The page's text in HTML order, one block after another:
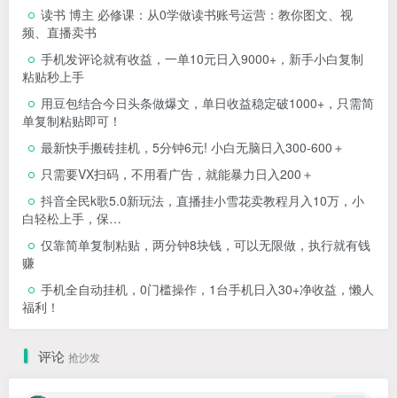
读书 博主 必修课：从0学做读书账号运营：教你图文、视
频、直播卖书
手机发评论就有收益，一单10元日入9000+，新手小白复制
粘贴秒上手
用豆包结合今日头条做爆文，单日收益稳定破1000+，只需简
单复制粘贴即可！
最新快手搬砖挂机，5分钟6元! 小白无脑日入300-600＋
只需要VX扫码，不用看广告，就能暴力日入200＋
抖音全民k歌5.0新玩法，直播挂小雪花卖教程月入10万，小
白轻松上手，保…
仅靠简单复制粘贴，两分钟8块钱，可以无限做，执行就有钱
赚
手机全自动挂机，0门槛操作，1台手机日入30+净收益，懒人
福利！
评论 抢沙发